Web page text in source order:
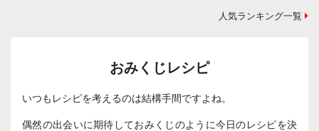
人気ランキング一覧
おみくじレシピ
いつもレシピを考えるのは結構手間ですよね。
偶然の出会いに期待しておみくじのように今日のレシピを決